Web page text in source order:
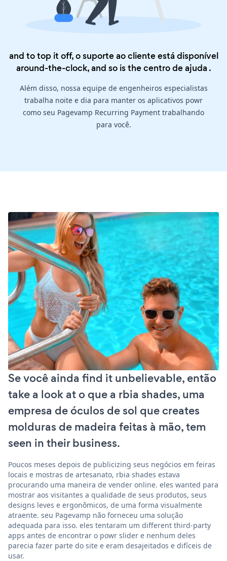
and to top it off, o suporte ao cliente está disponível
around-the-clock, and so is thecentro de ajuda .
Além disso, nossa equipe de engenheiros especialistas
trabalha noite e dia para manter os aplicativos powr
como seu Pagevamp Recurring Payment trabalhando
para você.
Se você ainda find it unbelievable, então
take a look at o que a rbia shades, uma
empresa de óculos de sol que creates
molduras de madeira feitas à mão, tem
seen in their business.
Poucos meses depois de publicizing seus negócios em feiras
locais e mostras de artesanato, rbia shades estava
procurando uma maneira de vender online. eles wanted para
mostrar aos visitantes a qualidade de seus produtos, seus
designs leves e ergonômicos, de uma forma visualmente
atraente. seu Pagevamp não forneceu uma solução
adequada para isso. eles tentaram um different third-party
apps antes de encontrar o powr slider e nenhum deles
parecia fazer parte do site e eram desajeitados e difíceis de
usar.